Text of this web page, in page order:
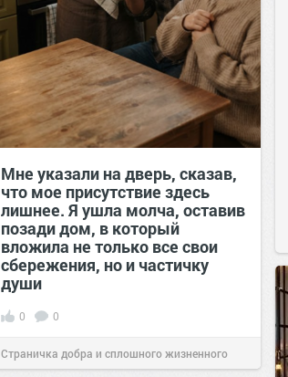
Мне указали на дверь, сказав,
что мое присутствие здесь
лишнее. Я ушла молча, оставив
позади дом, в который
вложила не только все свои
сбережения, но и частичку
души
0 0
Страничка добра и сплошного жизненного